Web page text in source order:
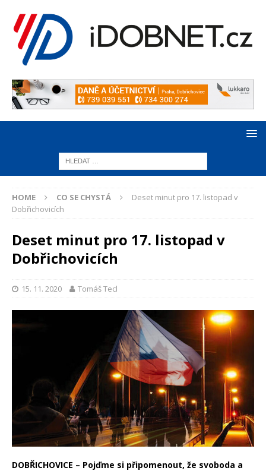
HOME CO SE CHYSTÁ
Deset minut pro 17. listopad v
Dobřichovicích
Deset minut pro 17. listopad v
Dobřichovicích
15. 11. 2020 Tomáš Tecl
DOBŘICHOVICE – Pojďme si připomenout, že svoboda a